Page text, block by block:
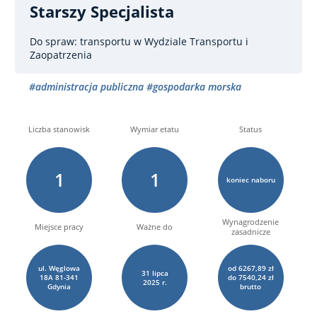
Starszy Specjalista
Do spraw: transportu w Wydziale Transportu i
Zaopatrzenia
#administracja publiczna #gospodarka morska
Liczba stanowisk
1
Wymiar etatu
1
Status
koniec naboru
Miejsce pracy
ul. Węglowa
18A 81-341
Gdynia
Ważne do
31 lipca
2025 r.
Wynagrodzenie
zasadnicze
od 6267,89 zł
do 7540,24 zł
brutto